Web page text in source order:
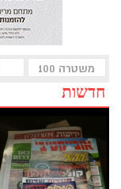
משטרה 100
חדשות